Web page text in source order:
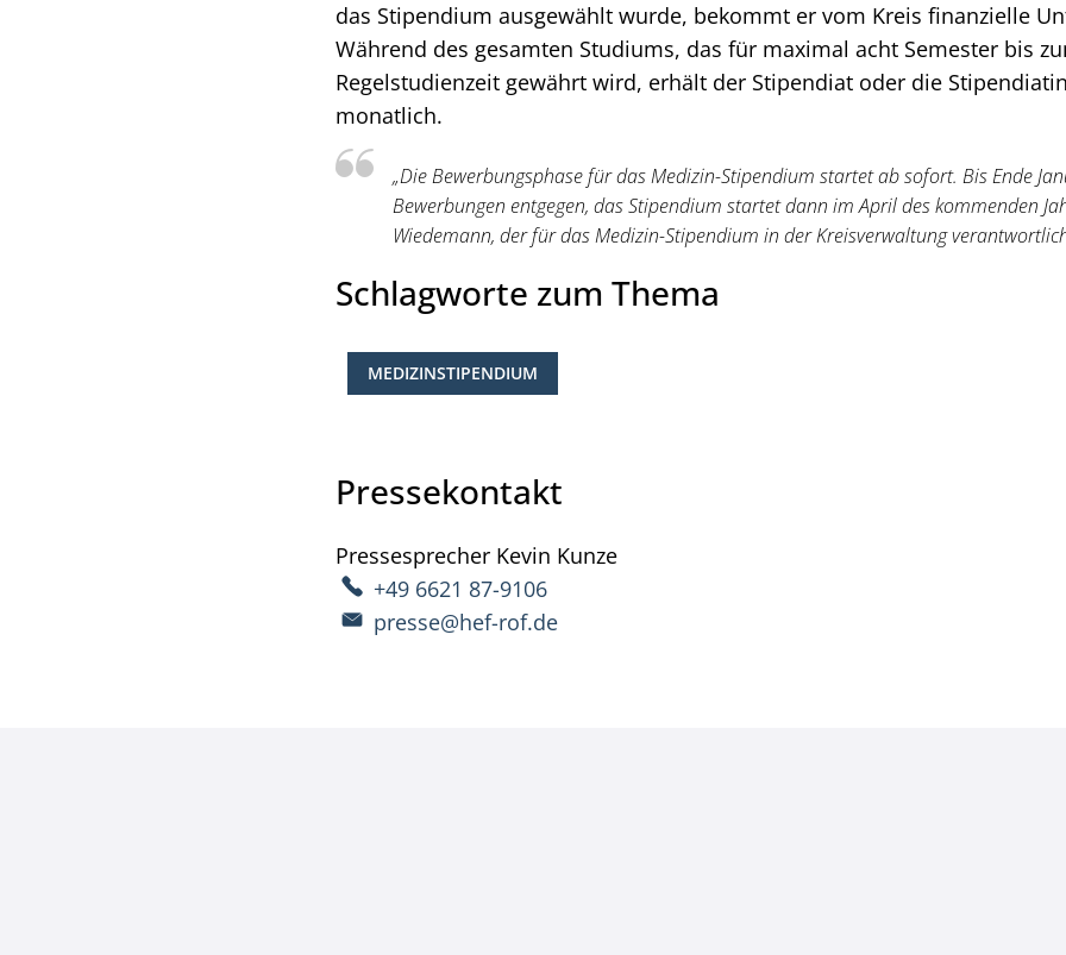
das Stipendium ausgewählt wurde, bekommt er vom Kreis finanzielle
Während des gesamten Studiums, das für maximal acht Semester bis
Regelstudienzeit gewährt wird, erhält der Stipendiat oder die
monatlich.
„Die Bewerbungsphase für das Medizin-Stipendium startet ab sofort. Bis Ende
Bewerbungen entgegen, das Stipendium startet dann im April des kommenden
Wiedemann, der für das Medizin-Stipendium in der Kreisverwaltung
Schlagworte zum Thema
MEDIZINSTIPENDIUM
Pressekontakt
Pressesprecher Kevin Kunze
+49 6621 87-9106
presse@hef-rof.de